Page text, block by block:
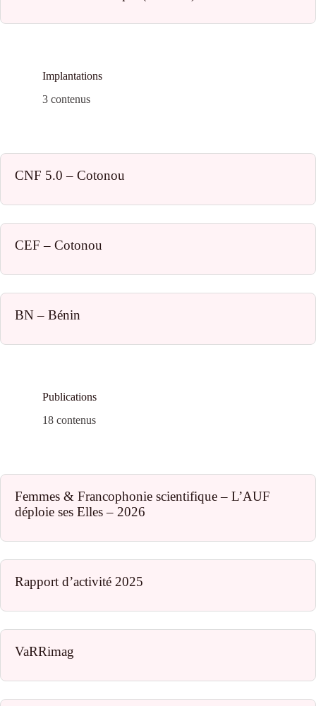
Implantations
3 contenus
CNF 5.0 – Cotonou
CEF – Cotonou
BN – Bénin
Publications
18 contenus
Femmes & Francophonie scientifique – L’AUF
déploie ses Elles – 2026
Rapport d’activité 2025
VaRRimag